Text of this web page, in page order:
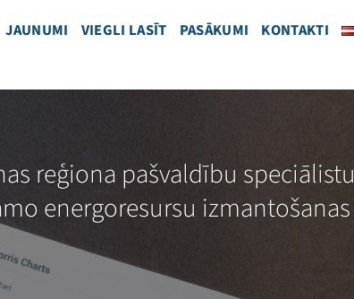
JAUNUMI VIEGLI LASĪT PASĀKUMI KONTAKTI
reģiona pašvaldību speciālistu
energoresursu izmantošanas